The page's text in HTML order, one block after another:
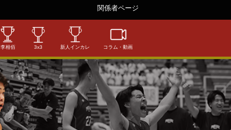
関係者ページ
李相佰 3x3 新人インカレ コラム・動画